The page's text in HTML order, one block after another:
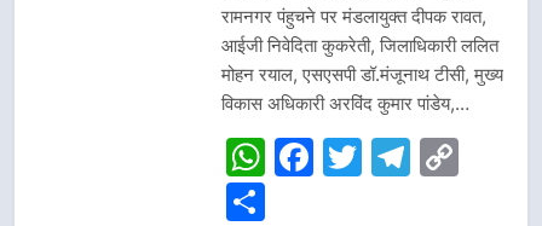
रामनगर पंहुचने पर मंडलायुक्त दीपक रावत,
आईजी निवेदिता कुकरेती, जिलाधिकारी ललित
मोहन रयाल, एसएसपी डॉ.मंजूनाथ टीसी, मुख्य
विकास अधिकारी अरविंद कुमार पांडेय,…
WhatsApp
Facebook
Twitter
Share